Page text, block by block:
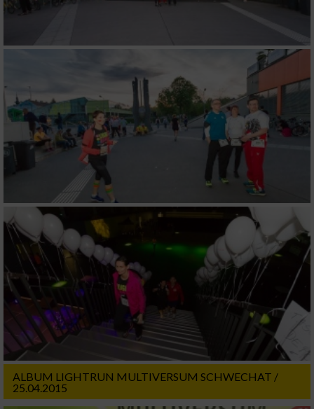
ALBUM LIGHTRUN MULTIVERSUM SCHWECHAT /
25.04.2015